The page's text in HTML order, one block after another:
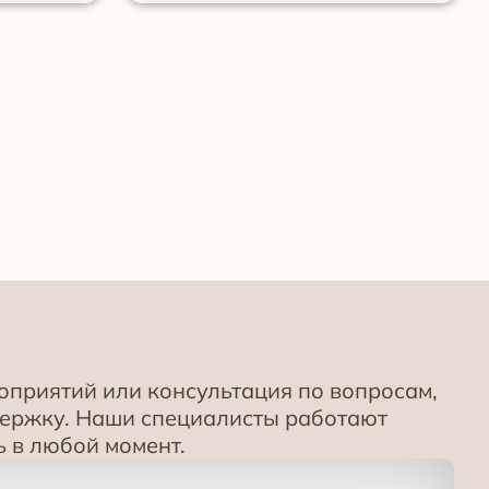
или консультация по вопросам,
Наши специалисты работают
в любой момент.